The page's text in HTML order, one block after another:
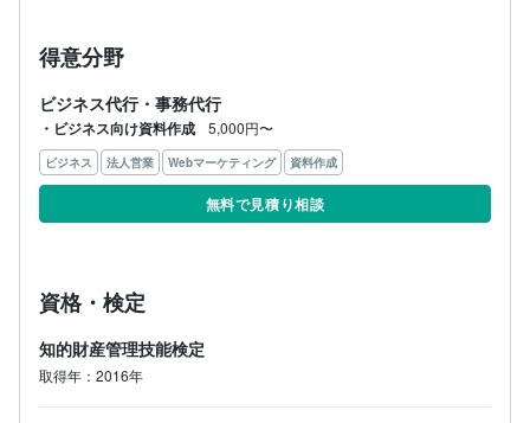
得意分野
ビジネス代行・事務代行
・ビジネス向け資料作成 5,000円〜
ビジネス 法人営業 Webマーケティング 資料作成
無料で見積り相談
資格・検定
知的財産管理技能検定
取得年：2016年